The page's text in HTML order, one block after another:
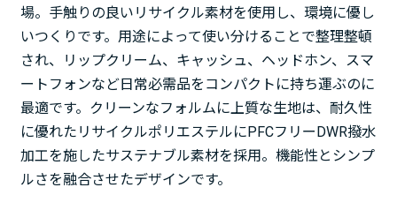
場。手触りの良いリサイクル素材を使用し、環境に優し
いつくりです。用途によって使い分けることで整理整頓
され、リップクリーム、キャッシュ、ヘッドホン、スマ
ートフォンなど日常必需品をコンパクトに持ち運ぶのに
最適です。クリーンなフォルムに上質な生地は、耐久性
に優れたリサイクルポリエステルにPFCフリーDWR撥水
加工を施したサステナブル素材を採用。機能性とシンプ
ルさを融合させたデザインです。